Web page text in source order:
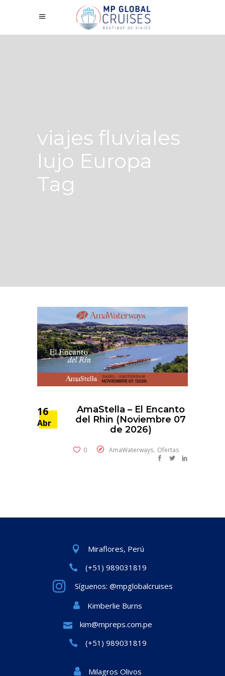
viajes fluviales
lujo Europa
Tag
16
Abr
AmaStella – El Encanto
del Rhin (Noviembre 07
de 2026)
0 AmaWaterways, Ofertas
Miraflores, Perú
(+51) 989031819
Síguenos: @mpglobalcruises
Kimberlie Burns
kim@mpreps.com.pe
(+51) 989031819
Milagros Olivos